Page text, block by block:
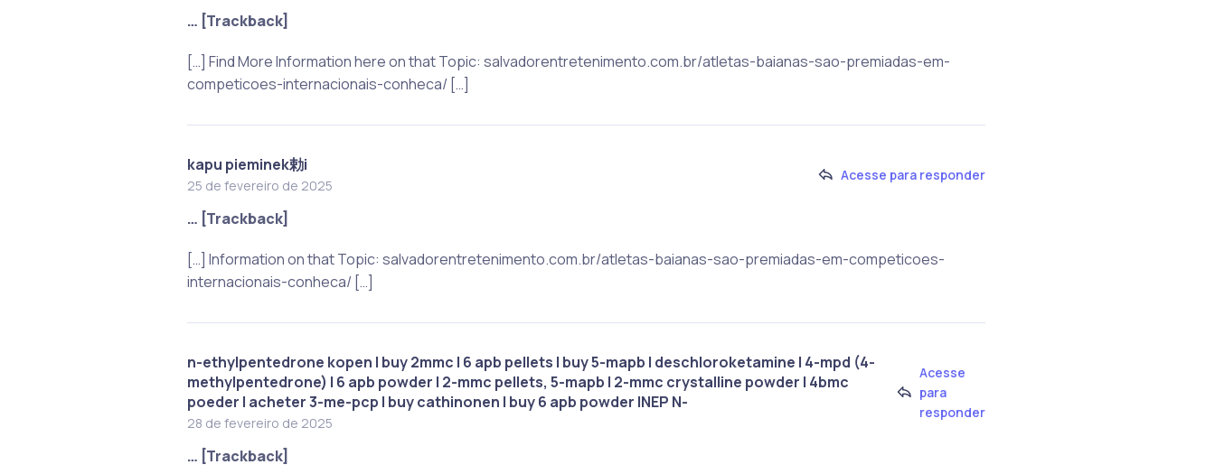
… [Trackback]
[…] Find More Information here on that Topic: salvadorentretenimento.com.br/atletas-baianas-sao-premiadas-em-
competicoes-internacionais-conheca/ […]
kapu pieminek勅i
25 de fevereiro de 2025
Acesse para responder
… [Trackback]
[…] Information on that Topic: salvadorentretenimento.com.br/atletas-baianas-sao-premiadas-em-competicoes-
internacionais-conheca/ […]
n-ethylpentedrone kopen | buy 2mmc | 6 apb pellets | buy 5-mapb | deschloroketamine | 4-mpd (4-
methylpentedrone) | 6 apb powder | 2-mmc pellets, 5-mapb | 2-mmc crystalline powder | 4bmc
poeder | acheter 3-me-pcp | buy cathinonen | buy 6 apb powder |NEP N-
28 de fevereiro de 2025
Acesse
para
responder
… [Trackback]